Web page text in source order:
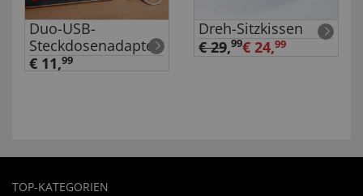
Duo-USB-
Steckdosenadapter
€ 11,99
Dreh-Sitzkissen
€ 29,99€ 24,99
TOP-KATEGORIEN